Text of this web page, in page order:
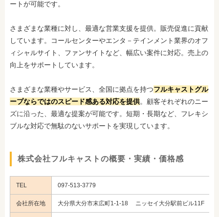
ートが可能です。
さまざまな業種に対し、最適な営業支援を提供。販売促進に貢献
しています。コールセンターやエンタ－テインメント業界のオフ
ィシャルサイト、ファンサイトなど、幅広い案件に対応。売上の
向上をサポートしています。
さまざまな業種やサービス、全国に拠点を持つフルキャストグル
ープならではのスピード感ある対応を提供。顧客それぞれのニー
ズに沿った、最適な提案が可能です。短期・長期など、フレキシ
ブルな対応で無駄のないサポートを実現しています。
株式会社フルキャストの概要・実績・価格感
TEL 097-513-3779
会社所在地 大分県大分市末広町1-1-18 ニッセイ大分駅前ビル11F